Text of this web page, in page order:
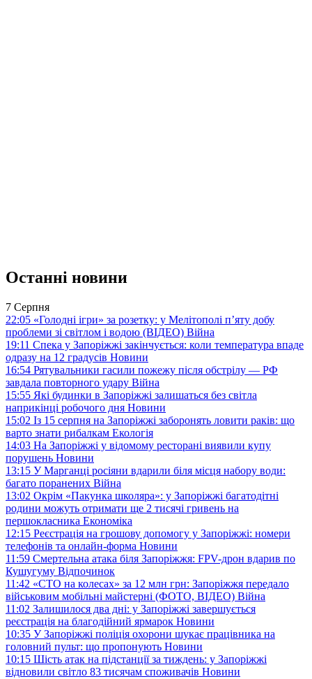
Останні новини
7 Серпня
22:05 «Голодні ігри» за розетку: у Мелітополі п’яту добу
проблеми зі світлом і водою (ВІДЕО) Війна
19:11 Спека у Запоріжжі закінчується: коли температура впаде
одразу на 12 градусів Новини
16:54 Рятувальники гасили пожежу після обстрілу — РФ
завдала повторного удару Війна
15:55 Які будинки в Запоріжжі залишаться без світла
наприкінці робочого дня Новини
15:02 Із 15 серпня на Запоріжжі заборонять ловити раків: що
варто знати рибалкам Екологія
14:03 На Запоріжжі у відомому ресторані виявили купу
порушень Новини
13:15 У Марганці росіяни вдарили біля місця набору води:
багато поранених Війна
13:02 Окрім «Пакунка школяра»: у Запоріжжі багатодітні
родини можуть отримати ще 2 тисячі гривень на
першокласника Економіка
12:15 Реєстрація на грошову допомогу у Запоріжжі: номери
телефонів та онлайн-форма Новини
11:59 Смертельна атака біля Запоріжжя: FPV-дрон вдарив по
Кушугуму Відпочинок
11:42 «СТО на колесах» за 12 млн грн: Запоріжжя передало
військовим мобільні майстерні (ФОТО, ВІДЕО) Війна
11:02 Залишилося два дні: у Запоріжжі завершується
реєстрація на благодійний ярмарок Новини
10:35 У Запоріжжі поліція охорони шукає працівника на
головний пульт: що пропонують Новини
10:15 Шість атак на підстанції за тиждень: у Запоріжжі
відновили світло 83 тисячам споживачів Новини